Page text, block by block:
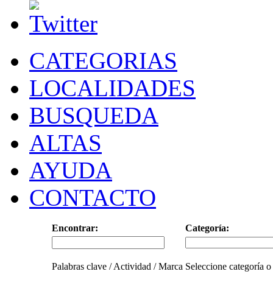
CATEGORIAS
LOCALIDADES
BUSQUEDA
ALTAS
AYUDA
CONTACTO
Encontrar: Categoría:
Palabras clave / Actividad / Marca Seleccione categoría